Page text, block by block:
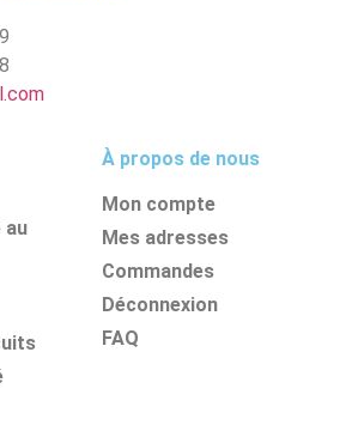
au
À propos de nous
Mon compte
Mes adresses
Commandes
Déconnexion
FAQ